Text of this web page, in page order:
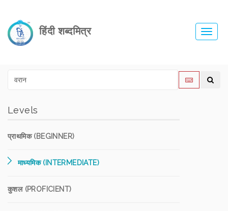
हिंदी शब्दमित्र
Levels
प्राथमिक (BEGINNER)
माध्यमिक (INTERMEDIATE)
कुशल (PROFICIENT)